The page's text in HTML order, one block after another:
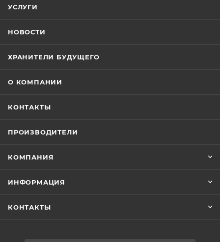
УСЛУГИ
НОВОСТИ
ХРАНИТЕЛИ БУДУЩЕГО
О КОМПАНИИ
КОНТАКТЫ
ПРОИЗВОДИТЕЛИ
КОМПАНИЯ
ИНФОРМАЦИЯ
КОНТАКТЫ